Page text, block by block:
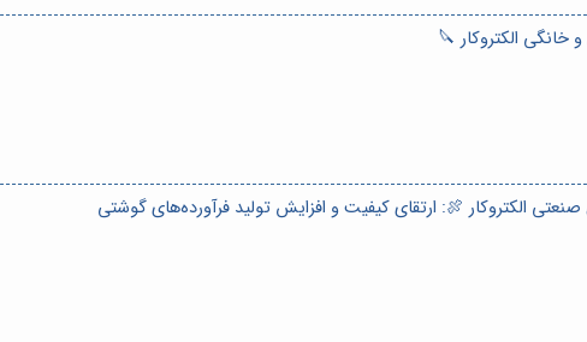
خانگی الکتروکار 🔪
الکتروکار 🍖: ارتقای کیفیت و افزایش تولید فرآورده‌های گوشتی